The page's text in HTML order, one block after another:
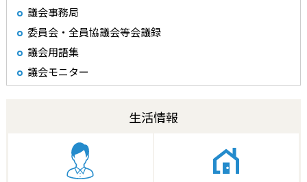
議会事務局
委員会・全員協議会等会議録
議会用語集
議会モニター
生活情報